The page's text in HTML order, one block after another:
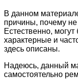
В данном
причины, почему
Естественно,
характерные и
здесь описаны.
Надеюсь, данный
самостоятельно